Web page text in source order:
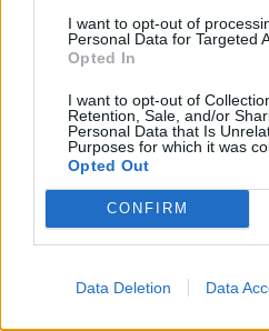
I want to opt-out of
Personal Data for Targeted
Opted In
I want to opt-out of
Retention, Sale, and/or
Personal Data that Is
Purposes for which it was
Opted Out
CONFIRM
Data Deletion Data
05/08/2026 19:22